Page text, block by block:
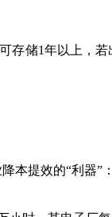
储1年以上，
提效的“利器”：